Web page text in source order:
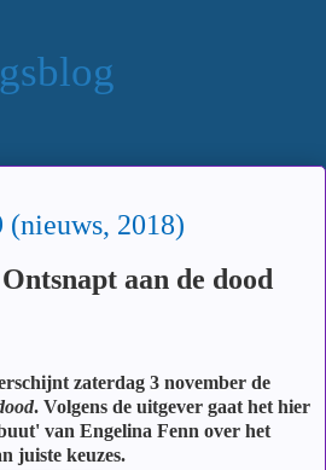
(nieuws, 2018)
aan de dood
zaterdag 3 november de
. Volgens de uitgever gaat het hier
van Engelina Fenn over het
juiste keuzes.